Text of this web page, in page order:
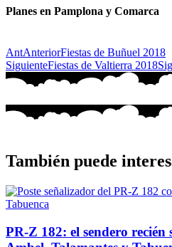
Planes en Pamplona y Comarca
AntAnteriorFiestas de Buñuel 2018
SiguienteFiestas de Valtierra 2018
También puede
PR-Z 182: el sendero recién